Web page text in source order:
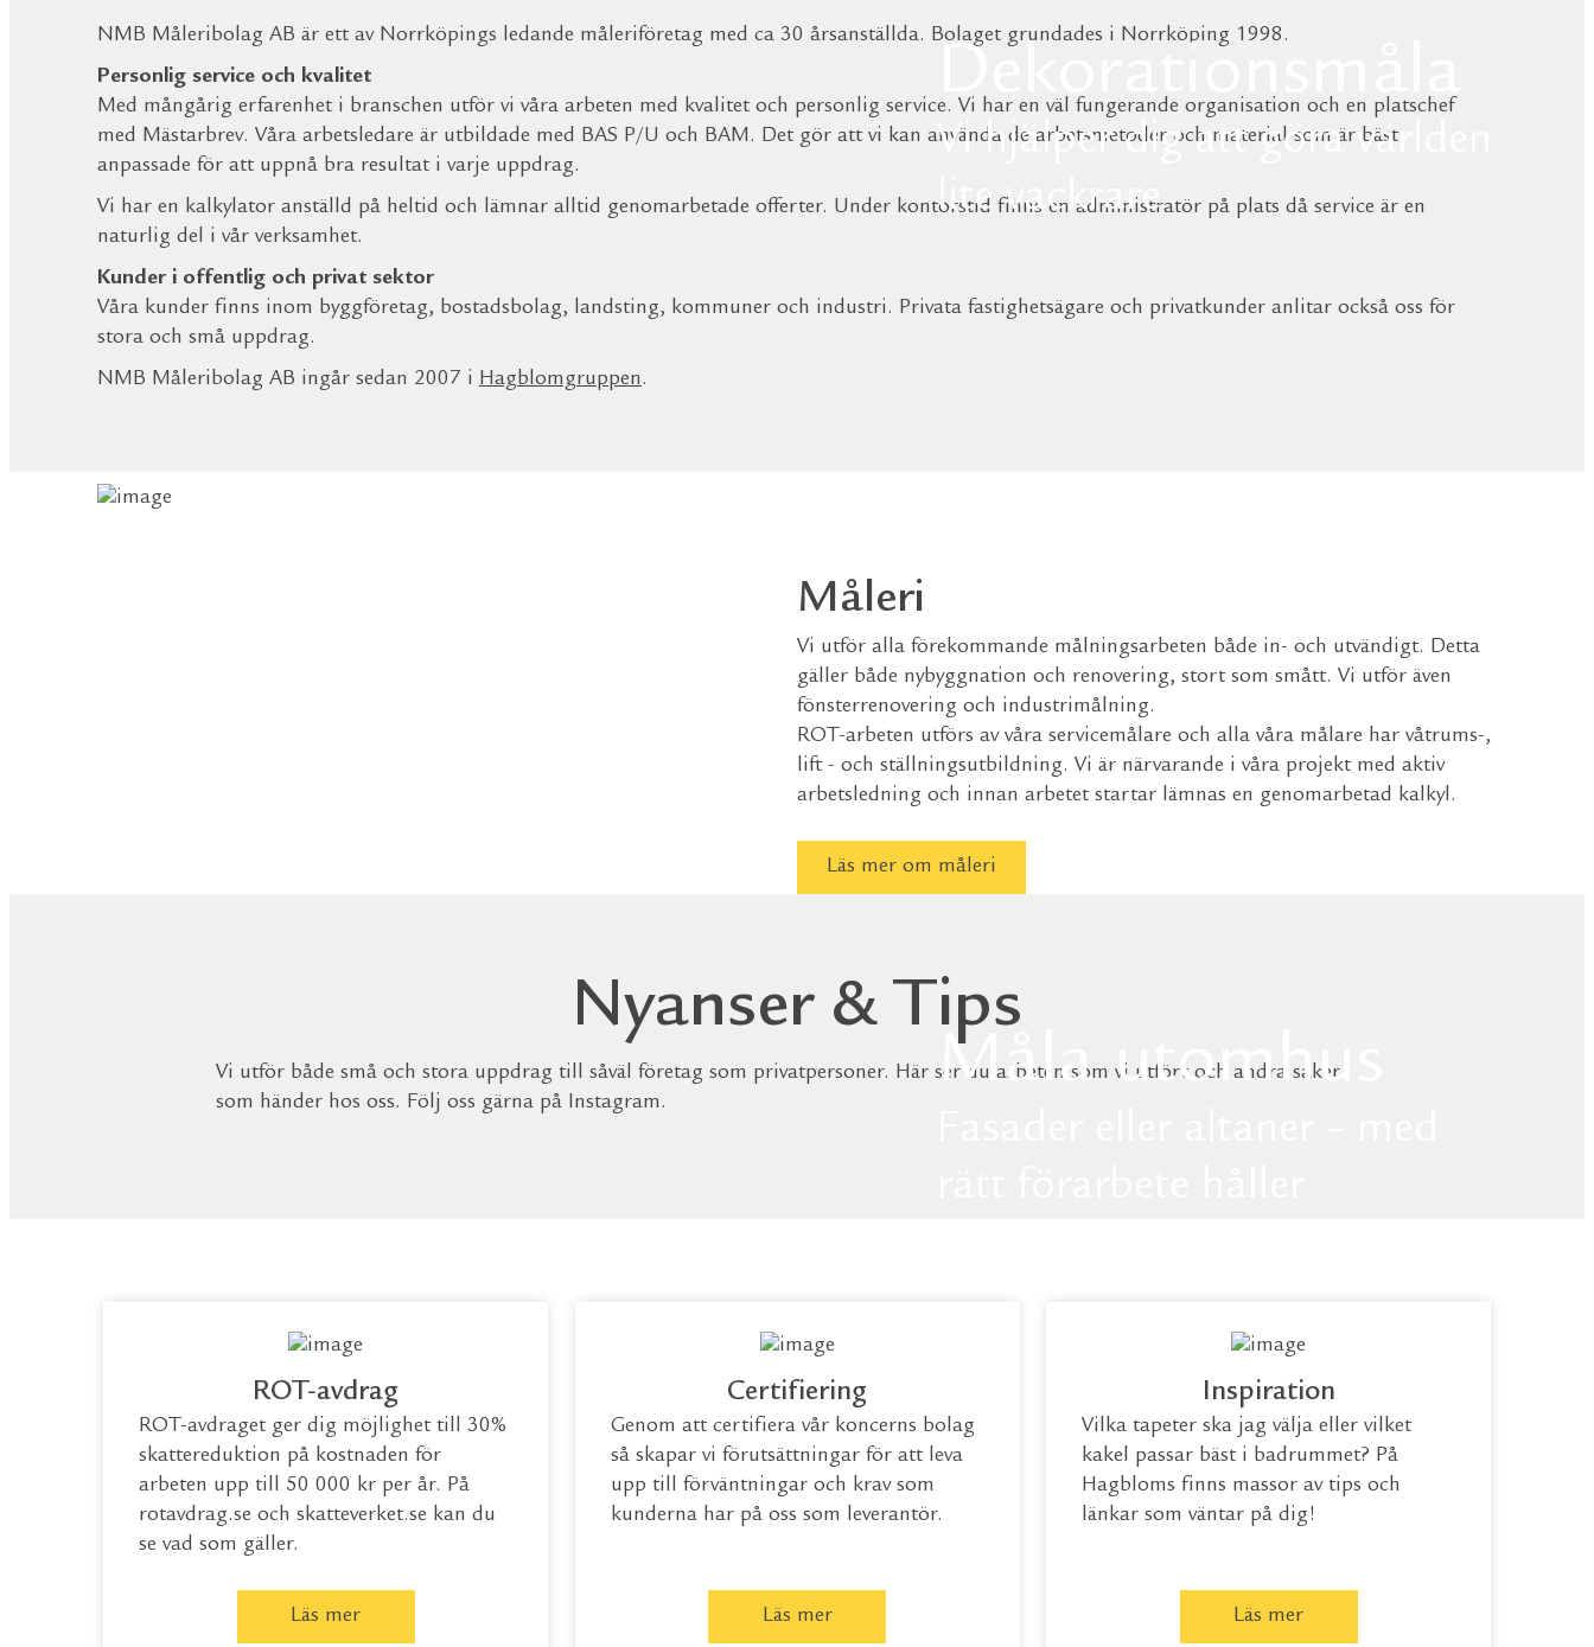
Dekorationsmåla
Vi hjälper dig att göra världen
lite vackrare
Våra proffs ger dig
inspiration att förvandla varje
rum
Måla utomhus
NMB Måleribolag AB är ett av Norrköpings ledande måleriföretag med ca 30 årsanställda. Bolaget grundades i Norrköping 1998.
Personlig service och kvalitet
Med mångårig erfarenhet i branschen utför vi våra arbeten med kvalitet och personlig service. Vi har en väl fungerande organisation och en platschef
med Mästarbrev. Våra arbetsledare är utbildade med BAS P/U och BAM. Det gör att vi kan använda de arbetsmetoder och material som är bäst
anpassade för att uppnå bra resultat i varje uppdrag.
Vi har en kalkylator anställd på heltid och lämnar alltid genomarbetade offerter. Under kontorstid finns en administratör på plats då service är en
naturlig del i vår verksamhet.
Kunder i offentlig och privat sektor
Våra kunder finns inom byggföretag, bostadsbolag, landsting, kommuner och industri. Privata fastighetsägare och privatkunder anlitar också oss för
stora och små uppdrag.
NMB Måleribolag AB ingår sedan 2007 i Hagblomgruppen.
Måleri
Vi utför alla förekommande målningsarbeten både in- och utvändigt. Detta
gäller både nybyggnation och renovering, stort som smått. Vi utför även
fönsterrenovering och industrimålning.
ROT-arbeten utförs av våra servicemålare och alla våra målare har våtrums-,
lift - och ställningsutbildning. Vi är närvarande i våra projekt med aktiv
arbetsledning och innan arbetet startar lämnas en genomarbetad kalkyl.
Läs mer om måleri
Nyanser & Tips
Vi utför både små och stora uppdrag till såväl företag som privatpersoner. Här ser du arbeten som vi utfört och andra saker
som händer hos oss. Följ oss gärna på Instagram.
ROT-avdrag
ROT-avdraget ger dig möjlighet till 30%
skattereduktion på kostnaden för
arbeten upp till 50 000 kr per år. På
rotavdrag.se och skatteverket.se kan du
se vad som gäller.
Läs mer
Certifiering
Genom att certifiera vår koncerns bolag
så skapar vi förutsättningar för att leva
upp till förväntningar och krav som
kunderna har på oss som leverantör.
Läs mer
Inspiration
Vilka tapeter ska jag välja eller vilket
kakel passar bäst i badrummet? På
Hagbloms finns massor av tips och
länkar som väntar på dig!
Läs mer